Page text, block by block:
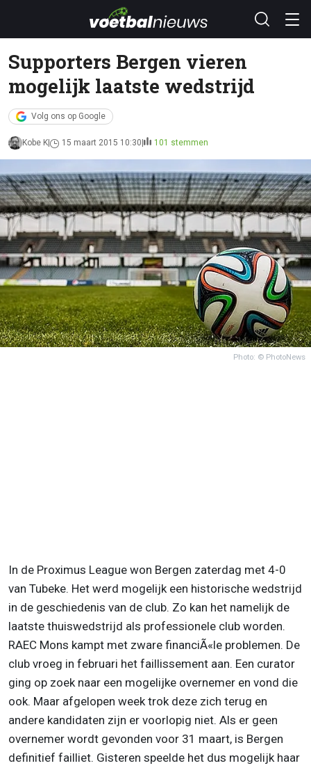
Supporters Bergen vieren
mogelijk laatste wedstrijd
Volg ons op Google
Kobe K 15 maart 2015 10:30 101 stemmen
Photo: © PhotoNews
In de Proximus League won Bergen zaterdag met 4-0
van Tubeke. Het werd mogelijk een historische wedstrijd
in de geschiedenis van de club. Zo kan het namelijk de
laatste thuiswedstrijd als professionele club worden.
RAEC Mons kampt met zware financiÃ«le problemen. De
club vroeg in februari het faillissement aan. Een curator
ging op zoek naar een mogelijke overnemer en vond die
ook. Maar afgelopen week trok deze zich terug en
andere kandidaten zijn er voorlopig niet. Als er geen
overnemer wordt gevonden voor 31 maart, is Bergen
definitief failliet. Gisteren speelde het dus mogelijk haar